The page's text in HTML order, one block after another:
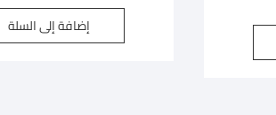
إضافة إلى السلة